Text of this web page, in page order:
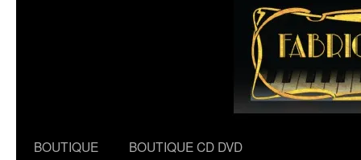
Aller
BOUTIQUE
BOUTIQUE CD DVD